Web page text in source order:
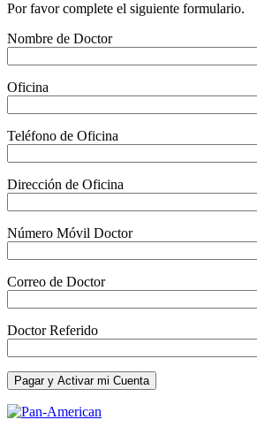
Por favor complete el siguiente formulario.
Nombre de Doctor
Oficina
Teléfono de Oficina
Dirección de Oficina
Número Móvil Doctor
Correo de Doctor
Doctor Referido